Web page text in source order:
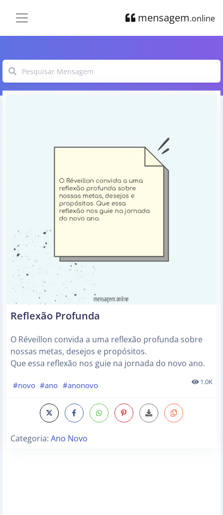
mensagem.online
Reflexão Profunda
O Réveillon convida a uma reflexão profunda sobre
nossas metas, desejos e propósitos.
Que essa reflexão nos guie na jornada do novo ano.
#novo #ano #anonovo 1.0K
Categoria: Ano Novo